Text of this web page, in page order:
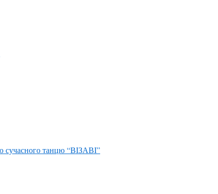
сучасного танцю “ВІЗАВІ”